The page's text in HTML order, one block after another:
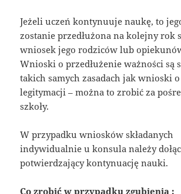
Jeżeli uczeń kontynuuje naukę, to
zostanie przedłużona na kolejny rok
wniosek jego rodziców lub
Wnioski o przedłużenie ważności są
takich samych zasadach jak wnioski
legitymacji – można to zrobić za
szkoły.
W przypadku wniosków składanych
indywidualnie u konsula należy
potwierdzający kontynuację nauki.
Co zrobić w przypadku zgubienia :